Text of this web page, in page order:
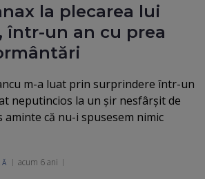
la plecarea lui
într-un an cu prea
m-a luat prin surprindere într-un
neputincios la un șir nesfârșit de
aminte că nu-i spusesem nimic
acum 6 ani